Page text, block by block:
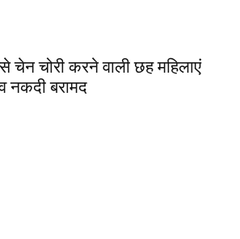
चोरी करने वाली छह महिलाएं
नकदी बरामद